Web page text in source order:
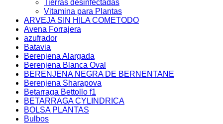
Tierras desinfectadas
Vitamina para Plantas
ARVEJA SIN HILA COMETODO
Avena Forrajera
azufrador
Batavia
Berenjena Alargada
Berenjena Blanca Oval
BERENJENA NEGRA DE BERNENTANE
Berenjena Sharapova
Betarraga Bettollo f1
BETARRAGA CYLINDRICA
BOLSA PLANTAS
Bulbos